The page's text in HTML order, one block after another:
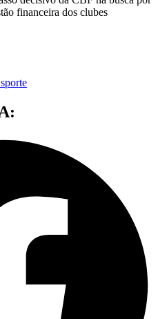
financeira dos clubes